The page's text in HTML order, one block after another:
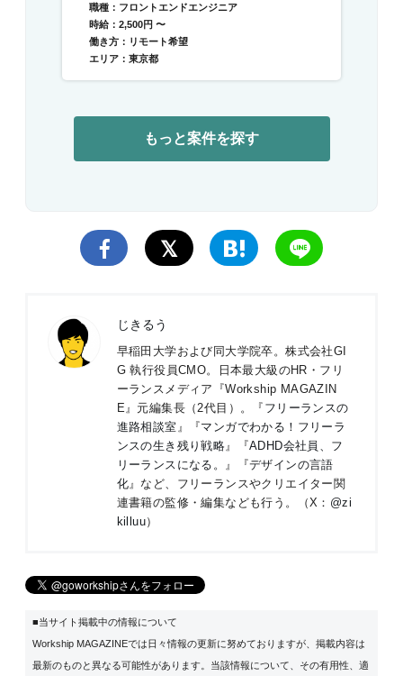
職種：フロントエンドエンジニア
時給：2,500円 〜
働き方：リモート希望
エリア：東京都
もっと案件を探す
じきるう
早稲田大学および同大学院卒。株式会社GI
G 執行役員CMO。日本最大級のHR・フリ
ーランスメディア『Workship MAGAZIN
E』元編集長（2代目）。『 フリーランスの
進路相談室 』『マンガでわかる！フリーラ
ンスの生き残り戦略 』『ADHD会社員、フ
リーランスになる。
』『デザインの言語
化』など、フリーランスやクリエイター関
連書籍の監修・編集なども行う。（X： @zi
killuu）
■当サイト掲載中の情報について
Workship MAGAZINEでは日々情報の更新に努めておりますが、掲載内容は
最新のものと異なる可能性があります。当該情報について、その有用性、適